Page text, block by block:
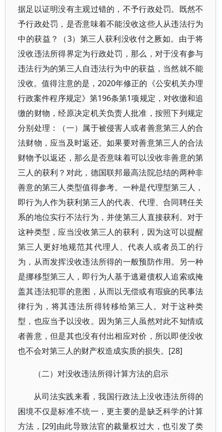
据足以证明没有主观过错的，不予行政处罚。既然不
予行政处罚，是否意味着不能没收这些人从违法行为
中的获益？（3）第三人获利没收付之厥如。由于将
没收违法所得界定为行政处罚，那么，对于没有参与
违法行为的第三人自违法行为中的获益，当然就不能
没收。值得注意的是，2020年修正的《公安机关办理
行政案件程序规定》第196条第1项规定，对收缴和追
缴的财物，经原决定机关负责人批准，按照下列规定
分别处理：（一）属于被侵害人或者善意第三人的合
法财物，应当及时返还。如果要对善意第三人的合法
财物予以返还，那么是否意味着可以没收非善意的第
三人的获利？对此，德国联邦最高法院总结的两种非
善意的第三人类型值得参考。一种是代理型第三人，
即行为人作为获利第三人的代表、代理、合同聘任关
系的地位实行不法行为，并使第三人直接获利。对于
这种类型，应当没收第三人的获利，因为这可以提醒
第三人更好地规范其代理人、代表人或者员工的行
为，从而发挥没收违法所得的一般预防作用。另一种
是挪移型第三人，即行为人基于逃避债权人追索或掩
盖其违法犯罪的意图，从而以无偿或有瑕疵的民事法
律行为，将其违法所得转移给第三人。对于这种类
型，也应当予以没收。因为第三人虽然对此不知情或
者善意，但是其也没有付出相应对价，所以即使没收
也不会对第三人的财产权造成实质的损失。[28]
（二）对没收违法所得计算方法的启示
从司法实践来看，我国行政法上没收违法所得的
困境不仅是标准不统一，更主要的是缺乏科学的计算
方法，[29]由此导致法官的裁量权过大，也引发了类